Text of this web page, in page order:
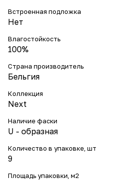
Встроенная подложка
Нет
Влагостойкость
100%
Страна производитель
Бельгия
Коллекция
Next
Наличие фаски
U - образная
Количество в упаковке, шт
9
Площадь упаковки, м2